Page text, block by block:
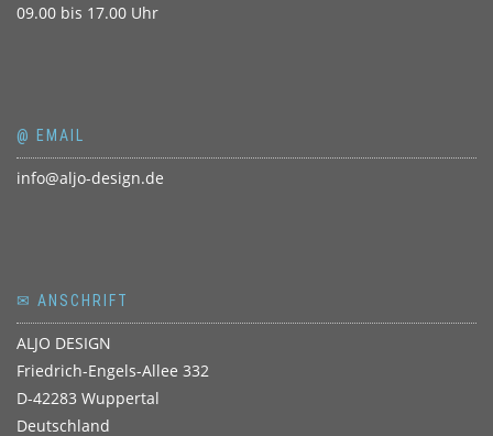
09.00 bis 17.00 Uhr
@ EMAIL
info@aljo-design.de
✉ ANSCHRIFT
ALJO DESIGN
Friedrich-Engels-Allee 332
D-42283 Wuppertal
Deutschland